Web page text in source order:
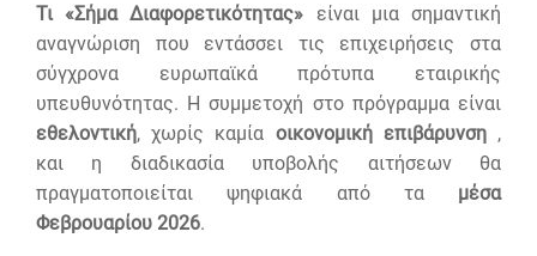
Τι «Σήμα Διαφορετικότητας» είναι μια σημαντική
αναγνώριση που εντάσσει τις επιχειρήσεις στα
σύγχρονα ευρωπαϊκά πρότυπα εταιρικής
υπευθυνότητας. Η συμμετοχή στο πρόγραμμα είναι
εθελοντική, χωρίς καμία οικονομική επιβάρυνση,
και η διαδικασία υποβολής αιτήσεων θα
πραγματοποιείται ψηφιακά από τα μέσα
Φεβρουαρίου 2026.